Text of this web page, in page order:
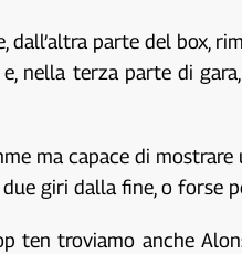
parte del box,
nella terza parte di
ma capace di
giri dalla fine, o forse
ten troviamo anche